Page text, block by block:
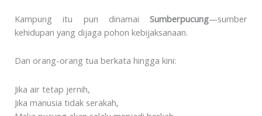
Kampung itu pun dinamai Sumberpucung—sumber
kehidupan yang dijaga pohon kebijaksanaan.
Dan orang-orang tua berkata hingga kini:
Jika air tetap jernih,
Jika manusia tidak serakah,